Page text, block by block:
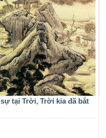
tại Trời, Trời kia đã bắt